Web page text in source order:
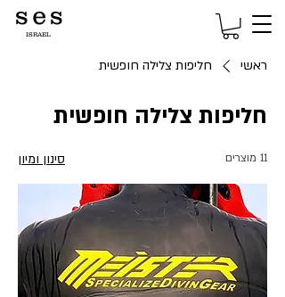
s e s
ISRAEL
ראשי חליפות צלילה חופשית
חליפות צלילה חופשית
11 מוצרים סינון ומיון